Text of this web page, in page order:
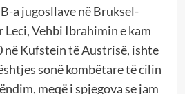
a jugosllave në Bruksel-
Leci, Vehbi Ibrahimin e kam
Kufstein të Austrisë, ishte
sonë kombëtare të cilin
meqë i spjegova se jam